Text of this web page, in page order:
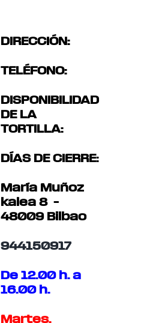
DIRECCIÓN:
TELÉFONO:
DISPONIBILIDAD
DE LA
TORTILLA:
DÍAS DE CIERRE:
María Muñoz
kalea 8 –
48009 Bilbao
944150917
De 12.00 h. a
16.00 h.
Martes.